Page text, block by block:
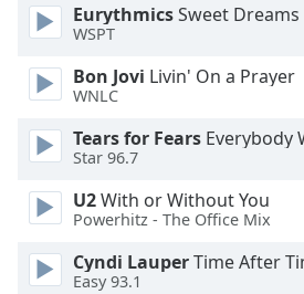
Opacity
Caption
Area
Background
Color
Opacity
Font
EurythmicsSweet Dreams
WSPT
Bon Jovi Livin' On a Prayer
WNLC
Tears for Fears Everybody
Star 96.7
U2With or Without You
Powerhitz - The Office Mix
Cyndi LauperTime After
Easy 93.1